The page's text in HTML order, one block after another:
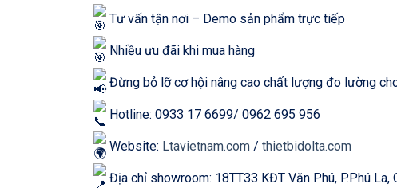
Tư vấn tận nơi – Demo sản phẩm trực tiếp
Nhiều ưu đãi khi mua hàng
Đừng bỏ lỡ cơ hội nâng cao chất lượng đo lường
Hotline: 0933 17 6699/ 0962 695 956
Website: Ltavietnam.com / thietbidolta.com
Địa chỉ showroom: 18TT33 KĐT Văn Phú, P.Phú La,